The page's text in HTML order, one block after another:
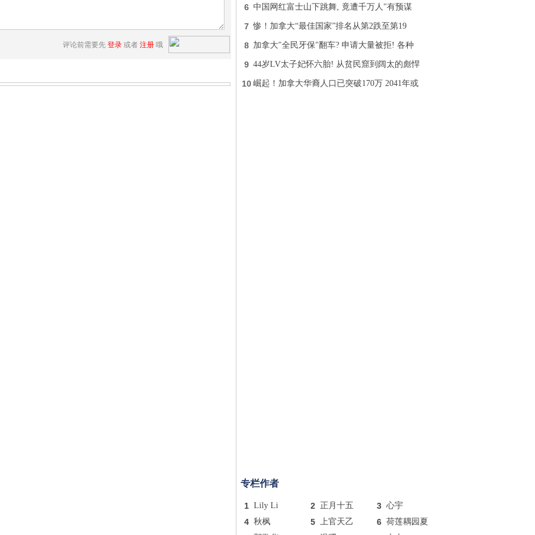
评论前需要先 登录 或者 注册 哦
6 中国网红富士山下跳舞, 竟遭千万人"有预谋
7 惨！加拿大“最佳国家”排名从第2跌至第19
8 加拿大"全民牙保"翻车? 申请大量被拒! 各种
9 44岁LV太子妃怀六胎! 从贫民窟到阔太的彪悍
10 崛起！加拿大华裔人口已突破170万 2041年或
专栏作者
1 Lily Li 2 正月十五 3 心宇
4 秋枫 5 上官天乙 6 荷莲耦园夏